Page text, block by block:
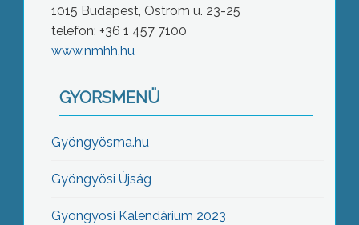
1015 Budapest, Ostrom u. 23-25
telefon: +36 1 457 7100
www.nmhh.hu
GYORSMENÜ
Gyöngyösma.hu
Gyöngyösi Újság
Gyöngyösi Kalendárium 2023